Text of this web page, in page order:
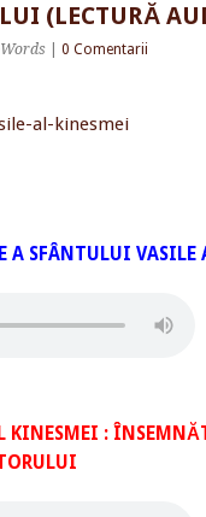
(LECTURĂ
0 Comentarii
A SFÂNTULUI VASILE
KINESMEI :